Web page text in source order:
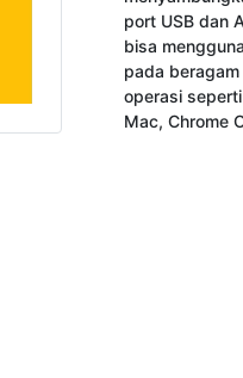
port USB dan
bisa
pada
operasi
Mac, Chrome